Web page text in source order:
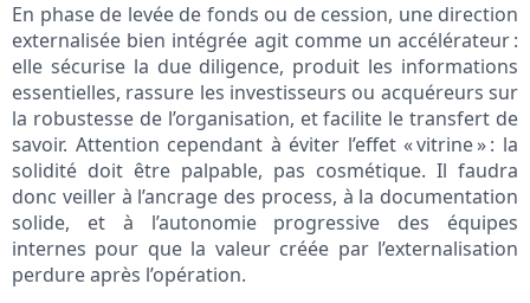
En phase de levée de fonds ou de cession, une direction
externalisée bien intégrée agit comme un accélérateur :
elle sécurise la due diligence, produit les informations
essentielles, rassure les investisseurs ou acquéreurs sur
la robustesse de l’organisation, et facilite le transfert de
savoir. Attention cependant à éviter l’effet « vitrine » : la
solidité doit être palpable, pas cosmétique. Il faudra
donc veiller à l’ancrage des process, à la documentation
solide, et à l’autonomie progressive des équipes
internes pour que la valeur créée par l’externalisation
perdure après l’opération.